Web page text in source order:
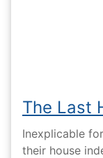
The Last
Inexplicable
their house